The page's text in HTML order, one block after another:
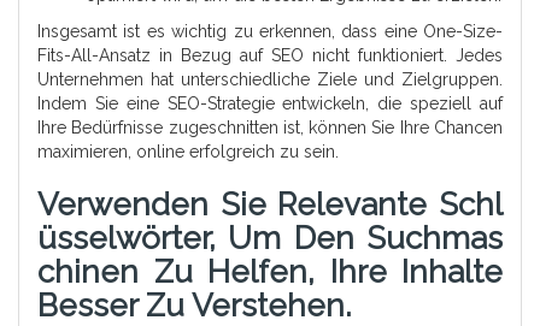
Insgesamt ist es wichtig zu erkennen, dass eine One-Size-
Fits-All-Ansatz in Bezug auf SEO nicht funktioniert. Jedes
Unternehmen hat unterschiedliche Ziele und Zielgruppen.
Indem Sie eine SEO-Strategie entwickeln, die speziell auf
Ihre Bedürfnisse zugeschnitten ist, können Sie Ihre Chancen
maximieren, online erfolgreich zu sein.
Verwenden Sie Relevante Schl
Üsselwörter, Um Den Suchmas
Chinen Zu Helfen, Ihre Inhalte
Besser Zu Verstehen.